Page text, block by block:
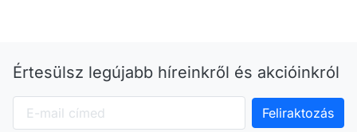
Értesülsz legújabb híreinkről és akcióinkról